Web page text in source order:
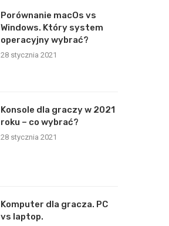
Porównanie macOs vs
Windows. Który system
operacyjny wybrać?
28 stycznia 2021
Konsole dla graczy w 2021
roku – co wybrać?
28 stycznia 2021
Komputer dla gracza. PC
vs laptop.